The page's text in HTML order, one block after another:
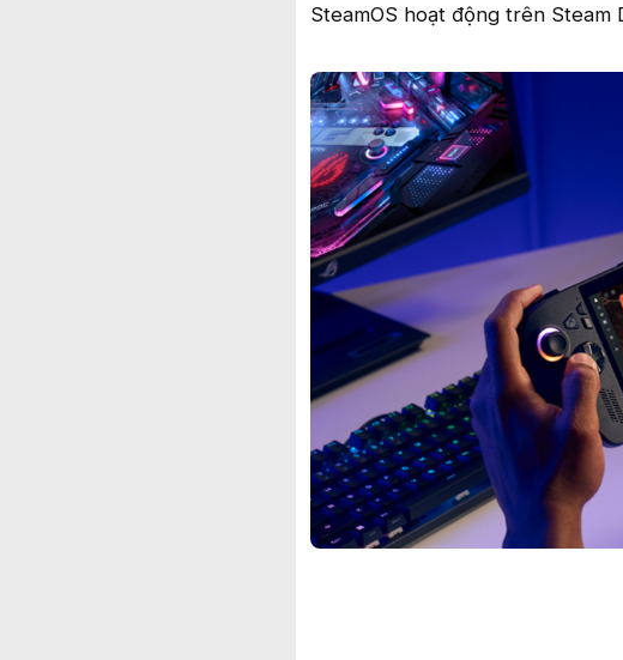
SteamOS hoạt động trên Steam